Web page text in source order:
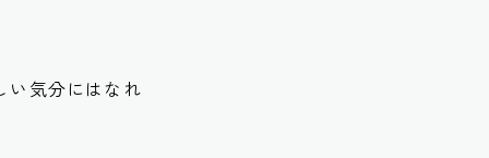
い気分にはなれ